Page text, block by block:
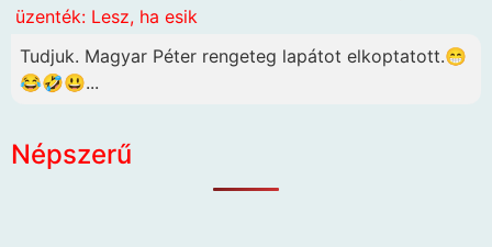
üzenték: Lesz, ha esik
Tudjuk. Magyar Péter rengeteg lapátot elkoptatott.😁
😂🤣😃...
Népszerű